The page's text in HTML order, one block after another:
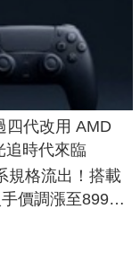
四代改用 AMD
追時代來臨
規格流出！搭載
價調漲至899美